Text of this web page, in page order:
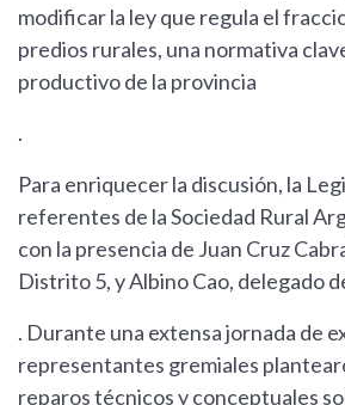
modificar la ley que regula el
predios rurales, una normativa
productivo de la provincia
.
Para enriquecer la discusión, la
referentes de la Sociedad Rural
con la presencia de Juan Cruz
Distrito 5, y Albino Cao, delegado
. Durante una extensa jornada de
representantes gremiales
reparos técnicos y conceptuales